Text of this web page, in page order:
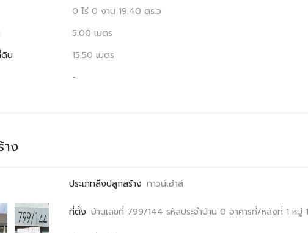
0 ไร่ 0 งาน 19.40 ตร.ว
5.00 เมตร
ดิน
15.50 เมตร
-
ง
ประเภทสิ่งปลูกสร้าง ทาวน์เฮ้าส์
ที่ตั้ง บ้านเลขที่ 799/144รหัสประจำบ้าน 0อาคารที่/หลังที่ 1หมู่